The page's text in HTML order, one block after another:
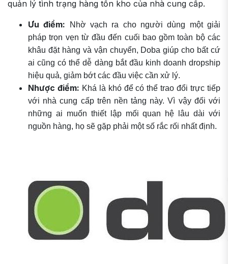
quản lý tình trạng hàng tồn kho của nhà cung cấp.
Ưu điểm: Nhờ vạch ra cho người dùng một giải
pháp trọn vẹn từ đầu đến cuối bao gồm toàn bộ các
khâu đặt hàng và vận chuyển, Doba giúp cho bất cứ
ai cũng có thể dễ dàng bắt đầu kinh doanh dropship
hiệu quả, giảm bớt các đầu việc cần xử lý.
Nhược điểm: Khá là khó để có thể trao đổi trực tiếp
với nhà cung cấp trên nền tảng này. Vì vậy đối với
những ai muốn thiết lập mối quan hệ lâu dài với
nguồn hàng, họ sẽ gặp phải một số rắc rối nhất định.